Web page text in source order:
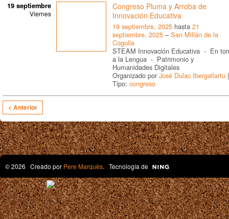
19 septiembre
Viernes
Congreso Pluma y Arroba de
Innovación Educativa
19 septiembre, 2025 hasta 21
septiembre, 2025 – San Millán de la
Cogolla
STEAM Innovación Educativa - En
a la Lengua - Patrimonio y
Humanidades Digitales
Organizado por José Dulac Ibergallartu |
Tipo: congreso
< Anterior
© 2026 Creado por Pere Marquès. Tecnología de